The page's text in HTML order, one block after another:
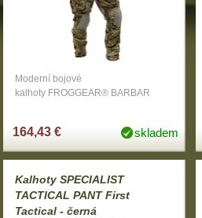
Moderní bojové
kalhoty FROGGEAR® BARBAR
164,43 € skladem
Kalhoty SPECIALIST
TACTICAL PANT First
Tactical - černá